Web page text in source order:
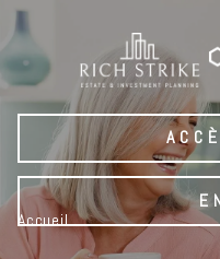
Skip to main content
Accueil